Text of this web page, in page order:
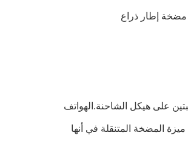
مضخة إطار ذراع
على هيكل الشاحنة.الهواتف
يمكن أن تصل إلى أكثر من 60 مترًا.تتمثل ميزة المضخة المتنقلة في أنها